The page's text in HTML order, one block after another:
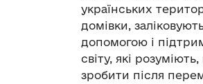
українських
домівки,
допомогою і
світу, які
зробити після